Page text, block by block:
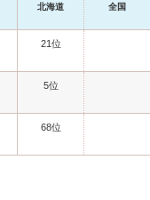
北海道 全国
21位
5位
68位